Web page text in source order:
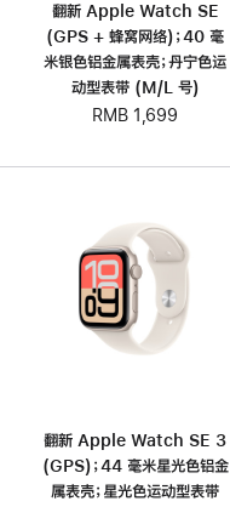
翻新 Apple Watch SE
(GPS + 蜂窝网络)；40 毫
米银色铝金属表壳；丹宁色运
动型表带 (M/L 号)
RMB 1,699
翻新 Apple Watch SE 3
(GPS)；44 毫米星光色铝金
属表壳；星光色运动型表带